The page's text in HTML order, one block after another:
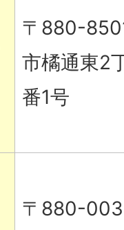
〒880-
市橘通東2
番1号
〒880-